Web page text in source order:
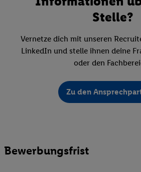
Stelle?
Vernetze dich mit unseren
LinkedIn und stelle ihnen deine
oder den
Zu den
Bewerbungsfrist